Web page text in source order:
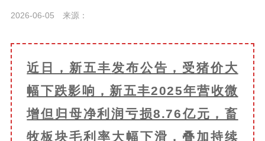
2026-06-05 来源：
近日， 新五丰发布公告，受猪价大
幅下跌影响，新五丰2025年营收微
增但归母净利润亏损8.76亿元，畜
牧板块毛利率大幅下滑，叠加持续